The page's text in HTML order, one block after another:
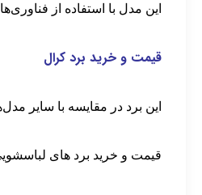
این مدل با استفاده از
قیمت و خرید برد کرال
این برد در مقایسه با سایر
قیمت و خرید برد های